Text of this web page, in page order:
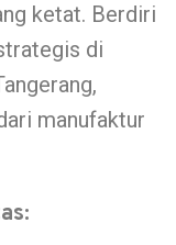
ketat. Berdiri
di
manufaktur